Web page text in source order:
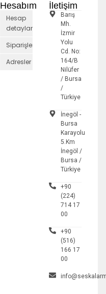
Hesabım
Hesap
detayları
Siparişler
Adresler
İletişim
Barış
Mh.
İzmir
Yolu
Cd. No:
164/B
Nilüfer
/ Bursa
/
Türkiye
İnegöl -
Bursa
Karayolu
5.Km
İnegöl /
Bursa /
Türkiye
+90
(224)
714 17
00
+90
(516)
166 17
00